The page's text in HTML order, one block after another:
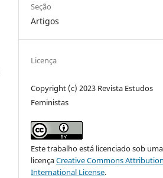
Seção
Artigos
Licença
Copyright (c) 2023 Revista Estudos
Feministas
Este trabalho está licenciado sob uma
licençaCreative Commons
International License.